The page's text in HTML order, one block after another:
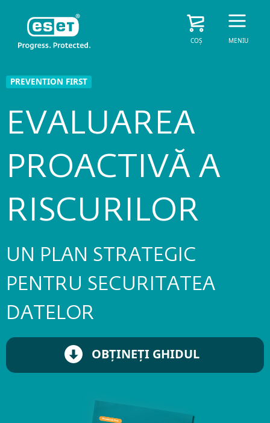
COȘ MENIU
PREVENTION FIRST
EVALUAREA
PROACTIVĂ A
RISCURILOR
UN PLAN STRATEGIC
PENTRU SECURITATEA
DATELOR
OBȚINEȚI GHIDUL